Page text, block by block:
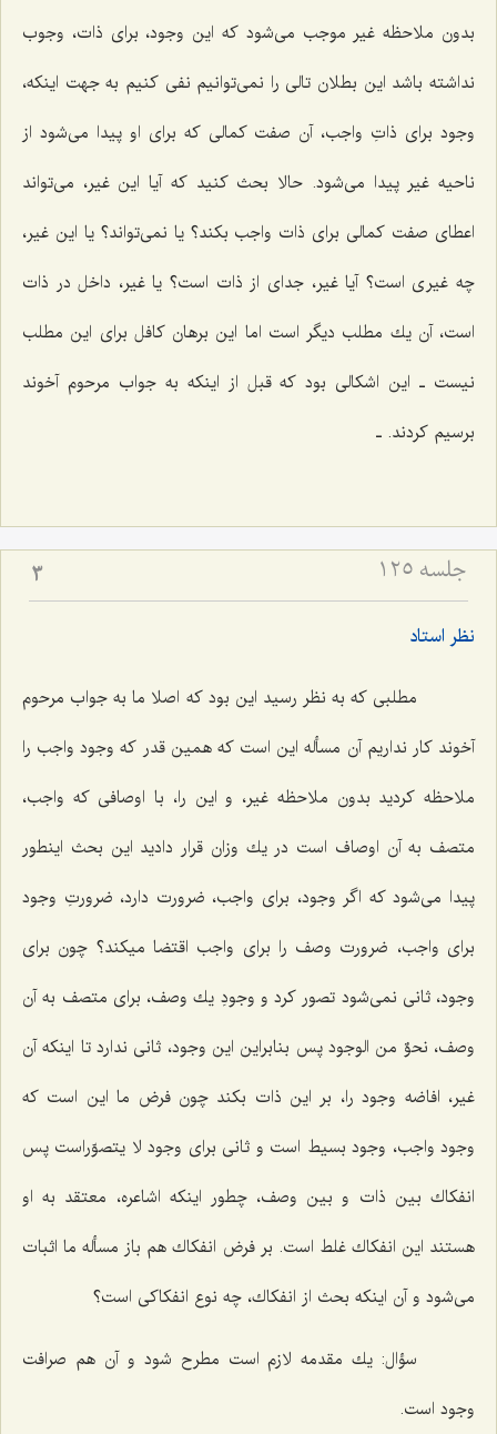
بدون ملاحظه غیر موجب مى‌شود كه این وجود، براى ذات، وجوب
نداشته باشد این بطلان تالى را نمى‌توانیم نفى كنیم به جهت اینكه،
وجود براى ذاتِ واجب، آن صفت كمالى كه براى او پیدا مى‌شود از
ناحیه غیر پیدا مى‌شود. حالا بحث كنید كه آیا این غیر، مى‌تواند
اعطاى صفت كمالى براى ذات واجب بكند؟ یا نمى‌تواند؟ یا این غیر،
چه غیرى است؟ آیا غیر، جداى از ذات است؟ یا غیر، داخل در ذات
است، آن یك مطلب دیگر است اما این برهان كافل براى این مطلب
نیست ـ این اشكالى بود كه قبل از اینكه به جواب مرحوم آخوند
برسیم كردند. ـ
جلسه ۱۲۵ 3
نظر استاد
مطلبى كه به نظر رسید این بود كه اصلا ما به جواب مرحوم
آخوند كار نداریم آن مسأله این است كه همین قدر كه وجود واجب را
ملاحظه كردید بدون ملاحظه غیر، و این را، با اوصافى كه واجب،
متصف به آن اوصاف است در یك وزان قرار دادید این بحث اینطور
پیدا مى‌شود كه اگر وجود، براى واجب، ضرورت دارد، ضرورتِ وجود
براى واجب، ضرورت وصف را براى واجب اقتضا میكند؟ چون براى
وجود، ثانى نمى‌شود تصور كرد و وجودِ یك وصف، براى متصف به آن
وصف، نحوٌ من الوجود پس بنابراین این وجود، ثانى ندارد تا اینكه آن
غیر، افاضه وجود را، بر این ذات بكند چون فرض ما این است كه
وجود واجب، وجود بسیط است و ثانى براى وجود لا یتصوّراست پس
انفكاك بین ذات و بین وصف، چطور اینكه اشاعره، معتقد به او
هستند این انفكاك غلط است. بر فرض انفكاك هم باز مسأله ما اثبات
مى‌شود و آن اینكه بحث از انفكاك، چه نوع انفكاكى است؟
سؤال: یك مقدمه لازم است مطرح شود و آن هم صرافت
وجود است.